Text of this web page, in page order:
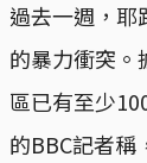
過去一週，耶
的暴力衝突。
區已有至少
的BBC記者稱